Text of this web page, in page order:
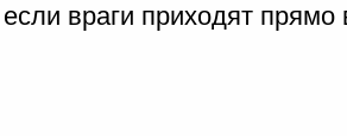
враги приходят